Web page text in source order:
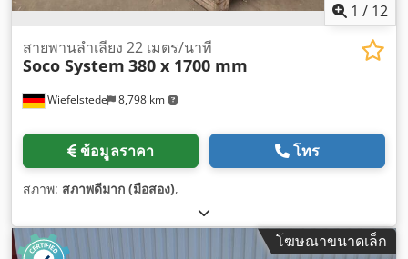
1 / 12
Wiefelstede 8,798 km
สายพานลำเลียง 22 เมตร/นาที
Soco System 380 x 1700 mm
ข้อมูลราคา โทร
สภาพ: สภาพดีมาก (มือสอง),
โฆษณาขนาดเล็ก